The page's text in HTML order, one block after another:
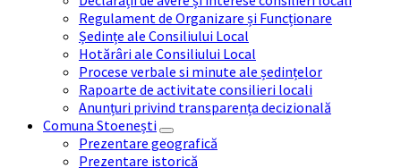
Regulament de Organizare și Funcționare
Ședințe ale Consiliului Local
Hotărâri ale Consiliului Local
Procese verbale si minute ale ședințelor
Rapoarte de activitate consilieri locali
Anunțuri privind transparența decizională
Comuna Stoenești
Prezentare geografică
Prezentare istorică